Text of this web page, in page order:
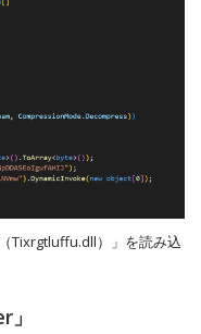
Tixrgtluffu.dll）」を読み込